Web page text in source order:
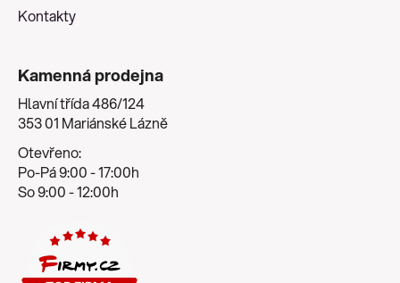
Kontakty
Kamenná prodejna
Hlavní třída 486/124
353 01 Mariánské Lázně
Otevřeno:
Po-Pá 9:00 - 17:00h
So 9:00 - 12:00h